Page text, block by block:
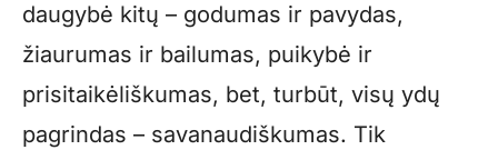
daugybė kitų – godumas ir pavydas,
žiaurumas ir bailumas, puikybė ir
prisitaikėliškumas, bet, turbūt, visų ydų
pagrindas – savanaudiškumas. Tik